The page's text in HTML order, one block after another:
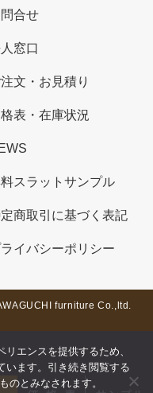
合せ
窓口
文・お見積り
表・在庫状況
スラットサンプル
商取引に基づく表記
イバシーポリシー
furniture Co.,ltd.
エンスを提供するため、
います。引き続き閲覧する
のとみなされます。